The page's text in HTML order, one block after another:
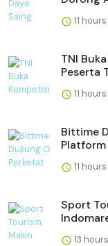
11
TNI
Peserta
11
Bittime
Platform
11
Sport
13